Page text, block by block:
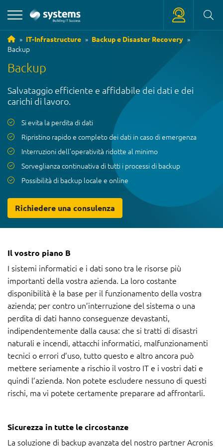
systems.bz
+39 0471 63 11 42
systems.bz
IT-Infrastructure Backup e Disaster Recovery
Backup
Backup
Salvataggio efficiente e affidabile dei dati e dei
carichi di lavoro.
Si evita la perdita di dati
Ripristino rapido e completo dei dati in caso di emergenza
Interruzioni dell’operatività ridotte al minimo
Sorveglianza continuativa di tutti i processi di backup
Possibilità di backup locale e online
Richiedere una consulenza
Il vostro piano B
I sistemi informatici e i dati sono tra le risorse più
importanti della vostra azienda. La loro costante
disponibilità è la base per il funzionamento della vostra
azienda; per contro un’interruzione del sistema o una
perdita di dati hanno conseguenze devastanti,
indipendentemente dalla causa: che si tratti di disastri
naturali e incendi, attacchi informatici, malfunzionamenti
tecnici o errori d’uso, tutto questo e altro ancora può
mettere seriamente a rischio il vostro IT e i vostri dati e
quindi l’azienda. Non potete escludere nessuno di questi
rischi, ma vi potete certamente preparare ad affrontarli.
Sicurezza in tutte le circostanze
La soluzione di backup avanzata del nostro partner Acronis